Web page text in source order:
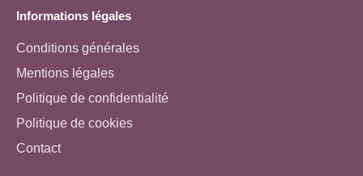
Informations légales
Conditions générales
Mentions légales
Politique de confidentialité
Politique de cookies
Contact